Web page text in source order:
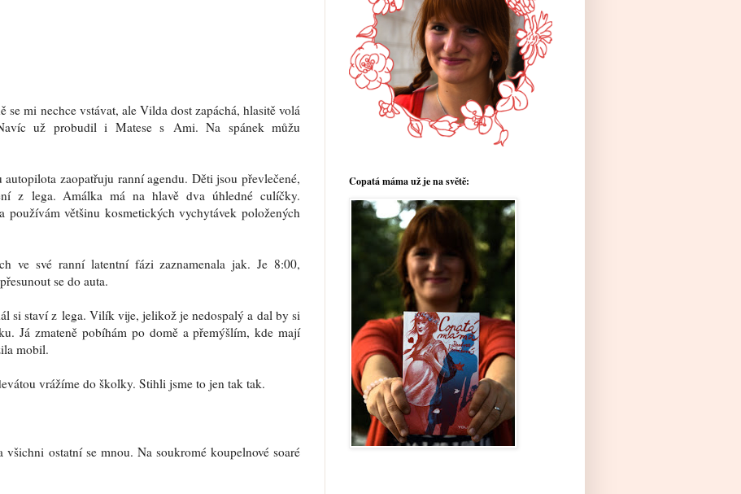
se mi nechce vstávat, ale Vilda dost zapáchá, hlasitě volá
už probudil i Matese s Ami. Na spánek můžu
zaopatřuju ranní agendu. Děti jsou převlečené,
z lega. Amálka má na hlavě dva úhledné culíčky.
používám většinu kosmetických vychytávek položených
ve své ranní latentní fázi zaznamenala jak. Je 8:00,
se do auta.
si staví z lega. Vilík vije, jelikož je nedospalý a dal by si
Já zmateně pobíhám po domě a přemýšlím, kde mají
mobil.
vrážíme do školky. Stihli jsme to jen tak tak.
ostatní se mnou. Na soukromé koupelnové soaré
Copatá máma už je na světě: